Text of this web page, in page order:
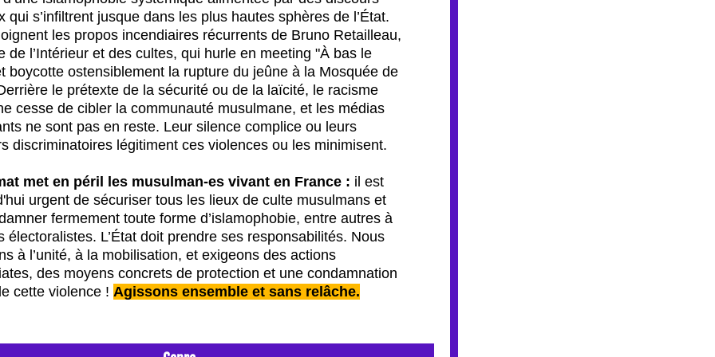
qui s’infiltrent jusque dans les plus hautes sphères de l’État.
les propos incendiaires récurrents de Bruno Retailleau,
de l’Intérieur et des cultes, qui hurle en meeting "À bas le
boycotte ostensiblement la rupture du jeûne à la Mosquée de
le prétexte de la sécurité ou de la laïcité, le racisme
cesse de cibler la communauté musulmane, et les médias
ne sont pas en reste. Leur silence complice ou leurs
discriminatoires légitiment ces violences ou les minimisent.
met en péril les musulman-es vivant en France : il est
urgent de sécuriser tous les lieux de culte musulmans et
fermement toute forme d’islamophobie, entre autres à
électoralistes. L’État doit prendre ses responsabilités. Nous
à l’unité, à la mobilisation, et exigeons des actions
des moyens concrets de protection et une condamnation
cette violence ! Agissons ensemble et sans relâche.